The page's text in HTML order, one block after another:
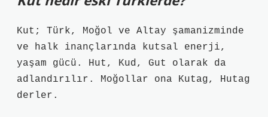
Kut; Türk, Moğol ve Altay şamanizminde
ve halk inançlarında kutsal enerji,
yaşam gücü. Hut, Kud, Gut olarak da
adlandırılır. Moğollar ona Kutag, Hutag
derler.